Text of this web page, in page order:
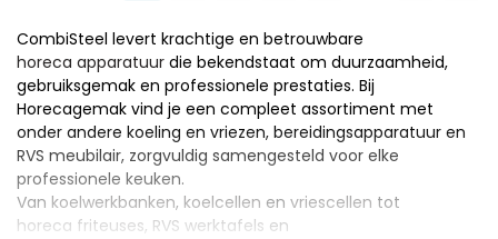
CombiSteel levert krachtige en betrouwbare
horeca apparatuur die bekendstaat om duurzaamheid,
gebruiksgemak en professionele prestaties. Bij
Horecagemak vind je een compleet assortiment met
onder andere koeling en vriezen, bereidingsapparatuur en
RVS meubilair, zorgvuldig samengesteld voor elke
professionele keuken.
Van koelwerkbanken, koelcellen en vriescellen tot
horeca friteuses, RVS werktafels en